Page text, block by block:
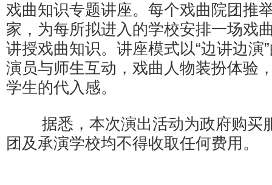
戏曲知识专题讲座。每个戏曲院团推
家，为每所拟进入的学校安排一场戏
讲授戏曲知识。讲座模式以“边讲边演
演员与师生互动，戏曲人物装扮体验
学生的代入感。
据悉，本次演出活动为政府购买
团及承演学校均不得收取任何费用。